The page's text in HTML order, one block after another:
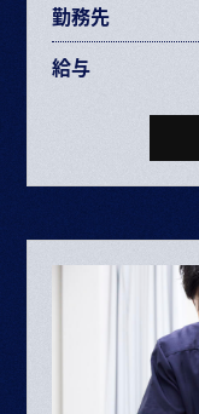
勤務先
給与